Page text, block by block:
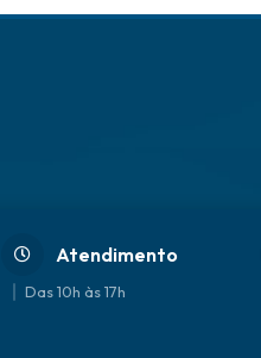
Atendimento
Das 10h às 17h